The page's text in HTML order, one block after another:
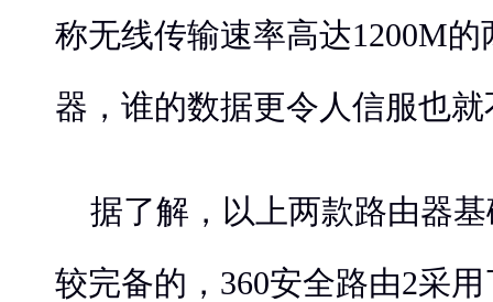
称无线传输速率高达1200M的
器，谁的数据更令人信服也
据了解，以上两款路由器
较完备的，360安全路由2采